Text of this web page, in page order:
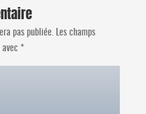
pas publiée.
Les champs
*